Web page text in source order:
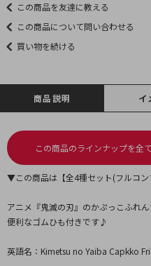
この商品を友達に教える
この商品について問い合わせる
買い物を続ける
商品説明 イ
この商品のラインナップを全
▼この商品は【全4種セット(フルコン
アニメ『鬼滅の刃』のかぷっこふれ
便利なゴムひも付きです♪
英語名：Kimetsu no Yaiba Capkko